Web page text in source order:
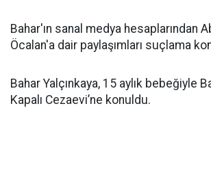
Bahar'ın sanal medya hesaplarından
Öcalan'a dair paylaşımları suçlama
Bahar Yalçınkaya, 15 aylık bebeğiyle
Kapalı Cezaevi’ne konuldu.